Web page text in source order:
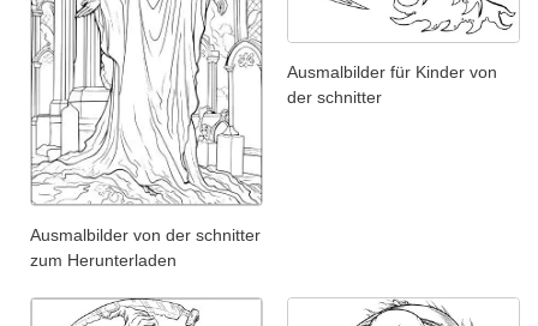
Ausmalbilder von der schnitter
zum Herunterladen
Ausmalbilder für Kinder von
der schnitter